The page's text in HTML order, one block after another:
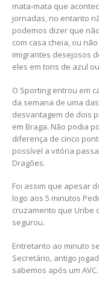
mata-mata que
jornadas, no entanto
podemos dizer que
com casa cheia, ou
imigrantes desejosos
eles em tons de azul
O Sporting entrou em
da semana de uma
desvantagem de dois
em Braga. Não podia
diferença de cinco
possível a vitória
Dragões.
Foi assim que apesar
logo aos 5 minutos
cruzamento que Uribe
segurou.
Entretanto ao minuto
Secretário, antigo
sabemos após um AVC.